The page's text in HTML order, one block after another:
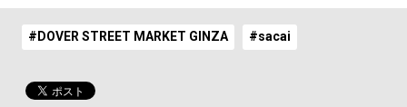
#DOVER STREET MARKET GINZA #sacai